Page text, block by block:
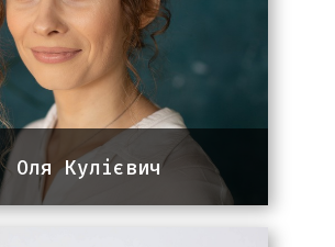
Оля Кулієвич
lead команди SEO